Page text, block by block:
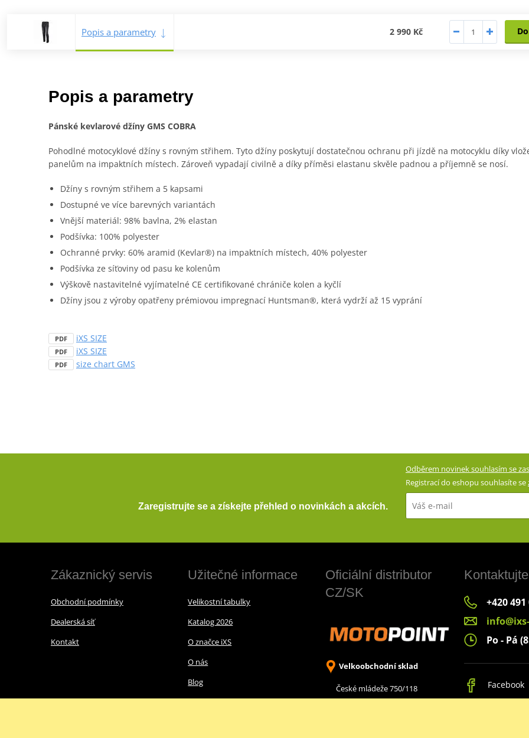
Popis a parametry 2 990 Kč
Popis a parametry
Pánské kevlarové džíny GMS COBRA
Pohodlné motocyklové džíny s rovným střihem. Tyto džíny poskytují dostatečnou ochranu při jízdě na motocyklu díky
panelům na impaktních místech. Zároveň vypadají civilně a díky příměsi elastanu skvěle padnou a příjemně se nosí.
Džíny s rovným střihem a 5 kapsami
Dostupné ve více barevných variantách
Vnější materiál: 98% bavlna, 2% elastan
Podšívka: 100% polyester
Ochranné prvky: 60% aramid (Kevlar®) na impaktních místech, 40% polyester
Podšívka ze síťoviny od pasu ke kolenům
Výškově nastavitelné vyjímatelné CE certifikované chrániče kolen a kyčlí
Džíny jsou z výroby opatřeny prémiovou impregnací Huntsman®, která vydrží až 15 vyprání
PDF iXS SIZE
PDF iXS SIZE
PDF size chart GMS
Zaregistrujte se a získejte přehled o novinkách a akcích.
Odběrem novinek souhlasím se
Registrací do eshopu souhlasíte se
Zákaznický servis
Obchodní podmínky
Dealerská síť
Kontakt
Užitečné informace
Velikostní tabulky
Katalog 2026
O značce iXS
O nás
Blog
Oficiální distributor
CZ/SK
Velkoobchodní sklad
České mládeže 750/118
+420 491
Po - Pá
Facebook